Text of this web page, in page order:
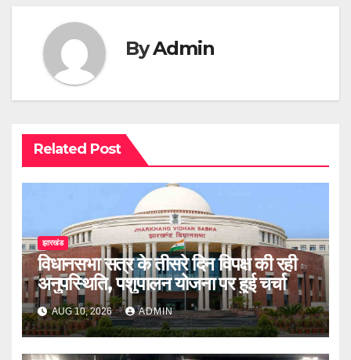
ByAdmin
Related Post
झारखंड
विधानसभा सत्र के तीसरे दिन विपक्ष की रही
अनुपस्थिति, पशुपालन योजना पर हुई चर्चा
AUG 10, 2026 ADMIN